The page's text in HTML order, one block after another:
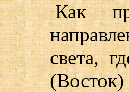
Как
света,